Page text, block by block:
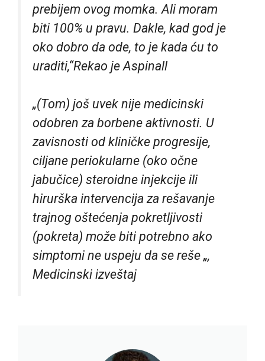
prebijem ovog momka. Ali moram
biti 100% u pravu. Dakle, kad god je
oko dobro da ode, to je kada ću to
uraditi,“Rekao je Aspinall
„(Tom) još uvek nije medicinski
odobren za borbene aktivnosti. U
zavisnosti od kliničke progresije,
ciljane periokularne (oko očne
jabučice) steroidne injekcije ili
hirurška intervencija za rešavanje
trajnog oštećenja pokretljivosti
(pokreta) može biti potrebno ako
simptomi ne uspeju da se reše „,
Medicinski izveštaj